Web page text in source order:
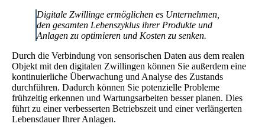
Digitale Zwillinge ermöglichen es Unternehmen,
den gesamten Lebenszyklus ihrer Produkte und
Anlagen zu optimieren und Kosten zu senken.
Durch die Verbindung von sensorischen Daten aus dem realen
Objekt mit den digitalen Zwillingen können Sie außerdem eine
kontinuierliche Überwachung und Analyse des Zustands
durchführen. Dadurch können Sie potenzielle Probleme
frühzeitig erkennen und Wartungsarbeiten besser planen. Dies
führt zu einer verbesserten Betriebszeit und einer verlängerten
Lebensdauer Ihrer Anlagen.